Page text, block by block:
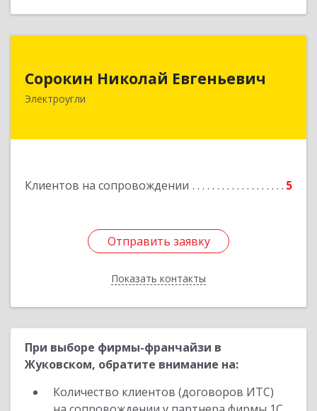
Сорокин Николай Евгеньевич
Электроугли
Клиентов на сопровождении 5
Отправить заявку
Показать контакты
Отправить заявку
Назад
При выборе фирмы-франчайзи в
Жуковском, обратите внимание на:
Количество клиентов (договоров ИТС)